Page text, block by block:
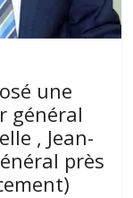
une
général
, Jean-
près